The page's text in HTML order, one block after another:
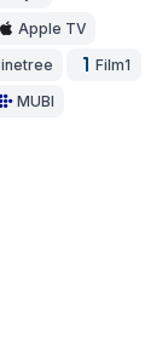
Apple TV
Film1
MUBI